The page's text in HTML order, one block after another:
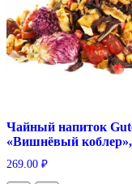
Чайный напиток
«Вишнёвый коблер»,
269.00 ₽